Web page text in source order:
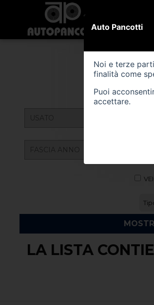
LA LISTA
Auto Pancotti
Noi e terze
finalità come
Puoi
accettare.